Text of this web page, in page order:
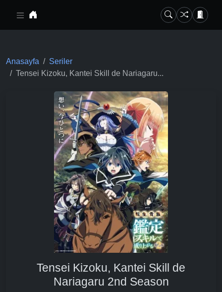
Anasayfa
Seriler
Tensei Kizoku, Kantei Skill de Nariagaru...
Tensei Kizoku, Kantei Skill de
Nariagaru 2nd Season